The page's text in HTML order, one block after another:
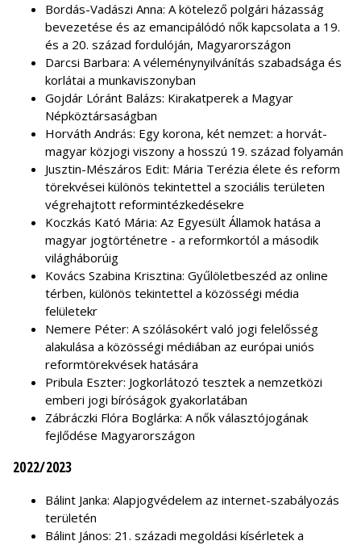
Bordás-Vadászi Anna: A kötelező polgári házasság
bevezetése és az emancipálódó nők kapcsolata a 19.
és a 20. század fordulóján, Magyarországon
Darcsi Barbara: A véleménynyilvánítás szabadsága és
korlátai a munkaviszonyban
Gojdár Lóránt Balázs: Kirakatperek a Magyar
Népköztársaságban
Horváth András: Egy korona, két nemzet: a horvát-
magyar közjogi viszony a hosszú 19. század folyamán
Jusztin-Mészáros Edit: Mária Terézia élete és reform
törekvései különös tekintettel a szociális területen
végrehajtott reformintézkedésekre
Koczkás Kató Mária: Az Egyesült Államok hatása a
magyar jogtörténetre - a reformkortól a második
világháborúig
Kovács Szabina Krisztina: Gyűlöletbeszéd az online
térben, különös tekintettel a közösségi média
felületekr
Nemere Péter: A szólásokért való jogi felelősség
alakulása a közösségi médiában az európai uniós
reformtörekvések hatására
Pribula Eszter: Jogkorlátozó tesztek a nemzetközi
emberi jogi bíróságok gyakorlatában
Zábráczki Flóra Boglárka: A nők választójogának
fejlődése Magyarországon
2022/2023
Bálint Janka: Alapjogvédelem az internet-szabályozás
területén
Bálint János: 21. századi megoldási kísérletek a